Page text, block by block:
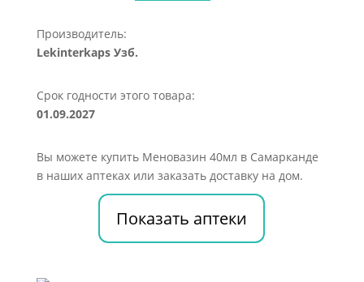
Производитель:
Lekinterkaps Узб.
Срок годности этого товара:
01.09.2027
Вы можете купить Меновазин 40мл в Самарканде
в наших аптеках или заказать доставку на дом.
Показать аптеки